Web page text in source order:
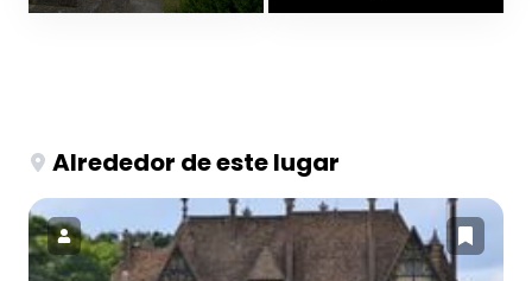
Alrededor de este lugar